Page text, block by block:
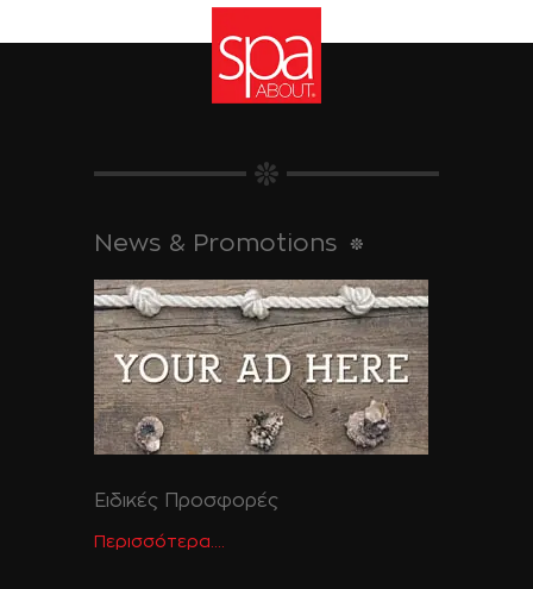
News & Promotions
Ειδικές Προσφορές
Περισσότερα....